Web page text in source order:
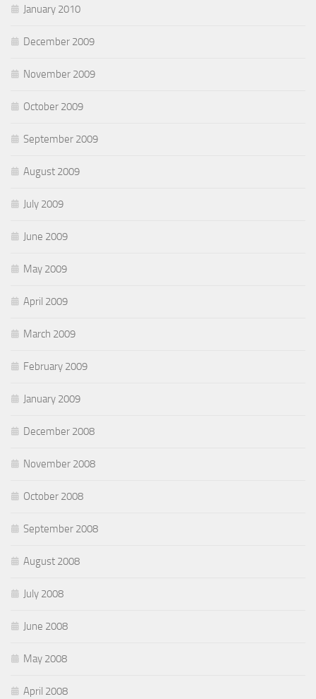
January 2010
December 2009
November 2009
October 2009
September 2009
August 2009
July 2009
June 2009
May 2009
April 2009
March 2009
February 2009
January 2009
December 2008
November 2008
October 2008
September 2008
August 2008
July 2008
June 2008
May 2008
April 2008